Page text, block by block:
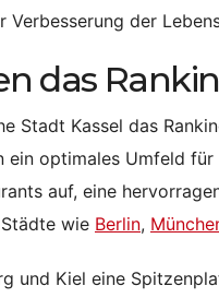
der
das
Stadt Kassel das
ein optimales Umfeld
auf, eine
wie Berlin,
und Kiel eine